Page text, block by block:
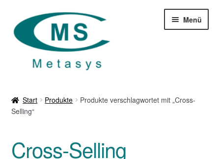
Navigation
springen
Inhalt
springen
Menü
Produkte
Start Produkte
Produkte verschlagwortet mit „Cross-
Selling“
Cross-Selling